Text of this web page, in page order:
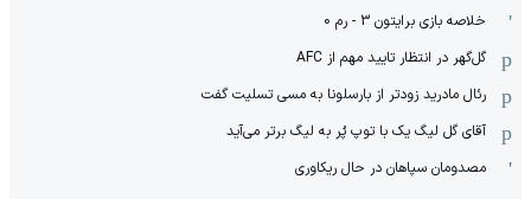
خلاصه بازی برایتون 3 - رم 0
گل‌گهر در انتظار تایید مهم از ‌AFC
رئال مادرید زودتر از بارسلونا به مسی تسلیت گفت
آقای گل لیگ یک با توپ پُر به لیگ برتر می‌آید
مصدومان سپاهان در حال ریکاوری